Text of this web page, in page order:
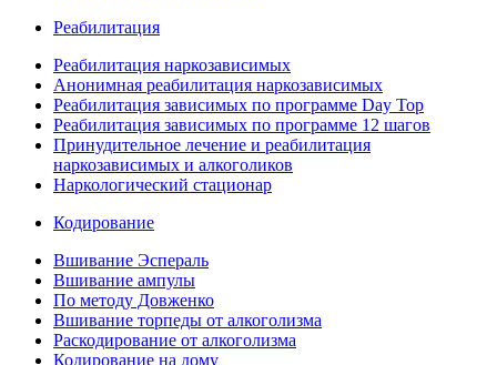
Реабилитация
Реабилитация наркозависимых
Анонимная реабилитация наркозависимых
Реабилитация зависимых по программе Day Top
Реабилитация зависимых по программе 12 шагов
Принудительное лечение и реабилитация
наркозависимых и алкоголиков
Наркологический стационар
Кодирование
Вшивание Эспераль
Вшивание ампулы
По методу Довженко
Вшивание торпеды от алкоголизма
Раскодирование от алкоголизма
Кодирование на дому